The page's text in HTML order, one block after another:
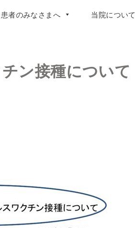
患者のみなさまへ 当院について
ン接種について